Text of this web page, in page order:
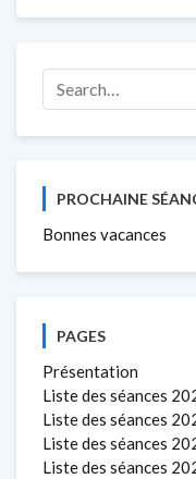
PROCHAINE
Bonnes vacances
PAGES
Présentation
Liste des séances
Liste des séances
Liste des séances
Liste des séances